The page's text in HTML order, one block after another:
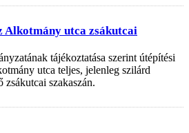
utca zsákutcai
tájékoztatása szerint útépítési
utca teljes, jelenleg szilárd
szakaszán.